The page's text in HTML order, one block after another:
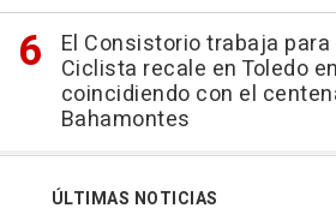
El Consistorio trabaja
Ciclista recale en Toledo
coincidiendo con el
Bahamontes
ÚLTIMAS NOTICIAS